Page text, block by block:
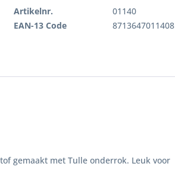
Artikelnr.
01140
EAN-13 Code
8713647011408
gemaakt met Tulle onderrok. Leuk voor